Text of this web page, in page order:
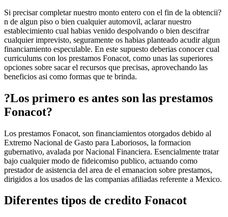
Si precisar completar nuestro monto entero con el fin de la obtencii?
n de algun piso o bien cualquier automovil, aclarar nuestro
establecimiento cual habias venido despolvando o bien descifrar
cualquier imprevisto, seguramente os habias planteado acudir algun
financiamiento especulable. En este supuesto deberias conocer cual
curriculums con los prestamos Fonacot, como unas las superiores
opciones sobre sacar el recursos que precisas, aprovechando las
beneficios asi­ como formas que te brinda.
?Los primero es antes son las prestamos
Fonacot?
Los prestamos Fonacot, son financiamientos otorgados debido al
Extremo Nacional de Gasto para Laboriosos, la formacion
gubernativo, avalada por Nacional Financiera. Esencialmente tratar
bajo cualquier modo de fideicomiso publico, actuando como
prestador de asistencia del area de el emanacion sobre prestamos,
dirigidos a los usados de las companias afiliadas referente a Mexico.
Diferentes tipos de credito Fonacot